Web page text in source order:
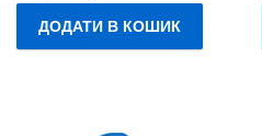
ДОДАТИ В КОШИК